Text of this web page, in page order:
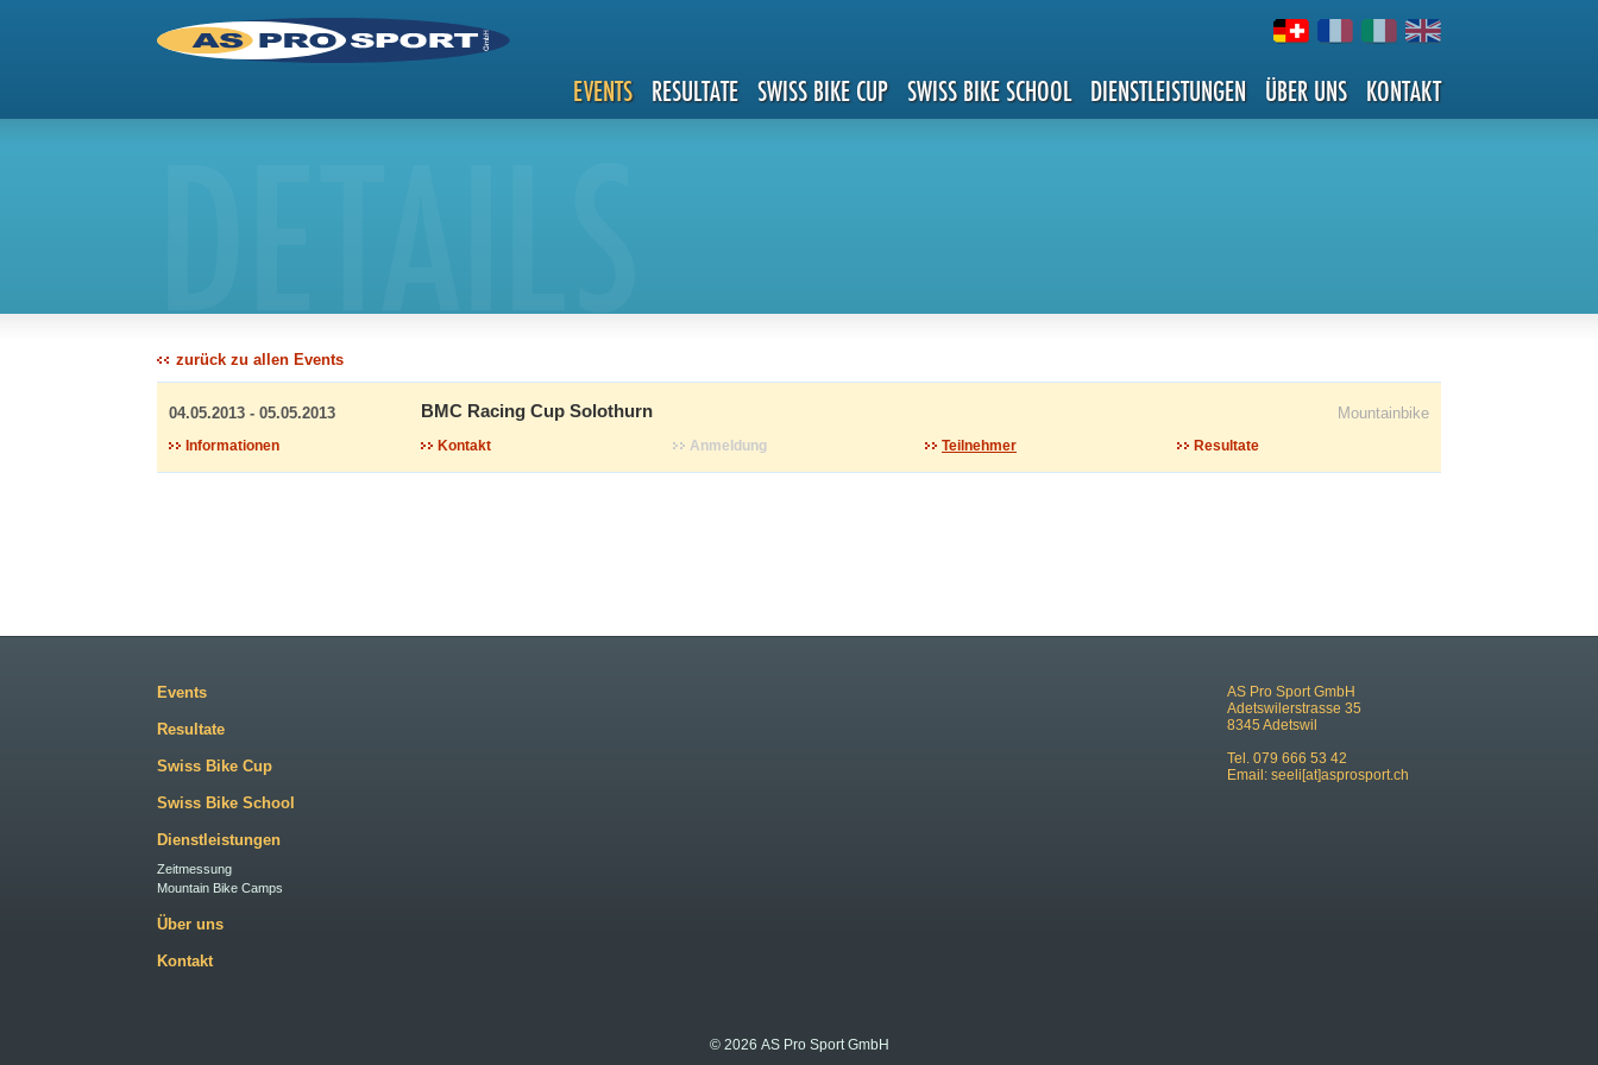
EVENTS RESULTATE SWISS BIKE CUP SWISS BIKE SCHOOL DIENSTLEISTUNGEN ÜBER UNS KONTAKT
zurück zu allen Events
04.05.2013 - 05.05.2013 Mountainbike
BMC Racing Cup Solothurn
Informationen Kontakt Anmeldung Teilnehmer Resultate
AS Pro Sport GmbH
Adetswilerstrasse 35
8345 Adetswil
Tel. 079 666 53 42
Email: seeli[at]asprosport.ch
Events
Resultate
Swiss Bike Cup
Swiss Bike School
Dienstleistungen
Zeitmessung
Mountain Bike Camps
Über uns
Kontakt
© 2026 AS Pro Sport GmbH